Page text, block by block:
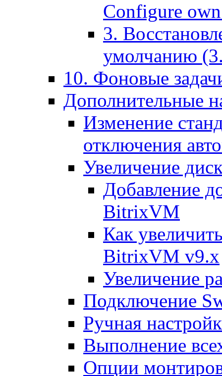
Configure
3.
умолчанию
10. Фоновые
Дополнительные
Изменение
отключения
Увеличение
Добавление
BitrixVM
Как
BitrixVM v9.x
Увеличение
Подключение
Ручная
Выполнение
Опции